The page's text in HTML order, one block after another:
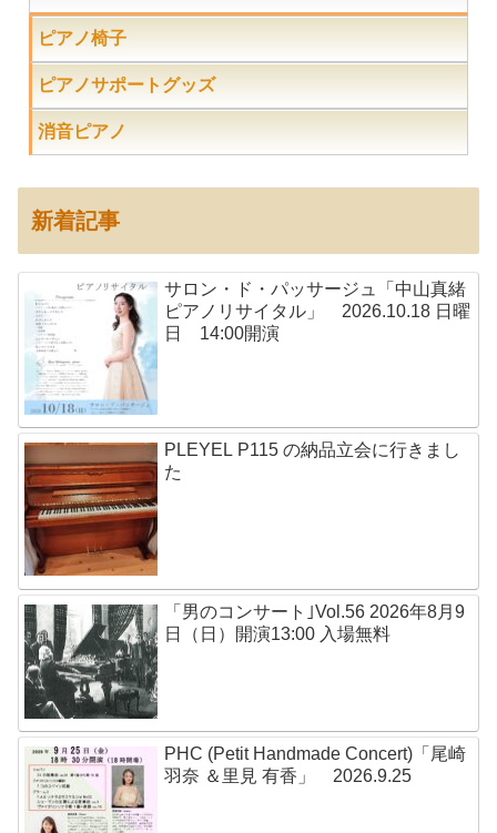
ピアノ椅子
ピアノサポートグッズ
消音ピアノ
新着記事
サロン・ド・パッサージュ「中山真緒
ピアノリサイタル」 2026.10.18 日曜
日 14:00開演
PLEYEL P115 の納品立会に行きまし
た
「男のコンサート｣Vol.56 2026年8月9
日（日）開演13:00 入場無料
PHC (Petit Handmade Concert)「尾崎
羽奈 ＆里見 有香」 2026.9.25